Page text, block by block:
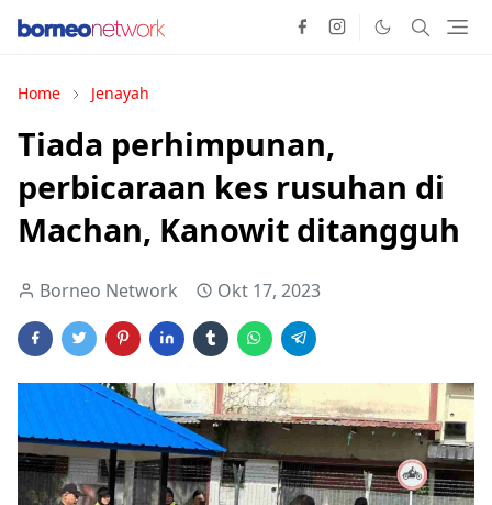
Home Jenayah
Tiada perhimpunan,
perbicaraan kes rusuhan di
Machan, Kanowit ditangguh
Borneo Network Okt 17, 2023